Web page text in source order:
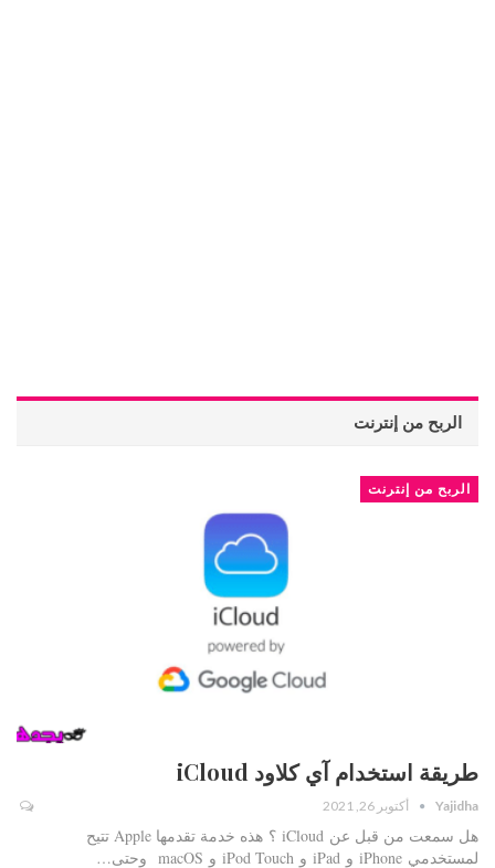
الربح من إنترنت
الربح من إنترنت
طريقة استخدام آي كلاود iCloud
Yajidha أكتوبر 26, 2021
هل سمعت من قبل عن iCloud ؟ هذه خدمة تقدمها Apple تتيح
لمستخدمي iPhone و iPad و iPod Touch و macOS وحتى…